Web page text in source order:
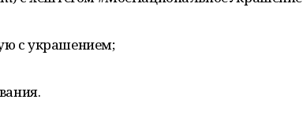
с украшением;